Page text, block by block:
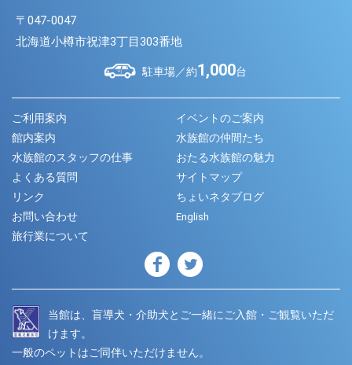
〒047-0047
北海道小樽市祝津3丁目303番地
駐車場／約1,000台
ご利用案内
イベントのご案内
館内案内
水族館の仲間たち
水族館のスタッフの仕事
おたる水族館の魅力
よくある質問
サイトマップ
リンク
ちょいネタブログ
お問い合わせ
English
旅行業について
当館は、盲導犬・介助犬とご一緒にご入館・ご観覧いただ
けます。
一般のペットはご同伴いただけません。